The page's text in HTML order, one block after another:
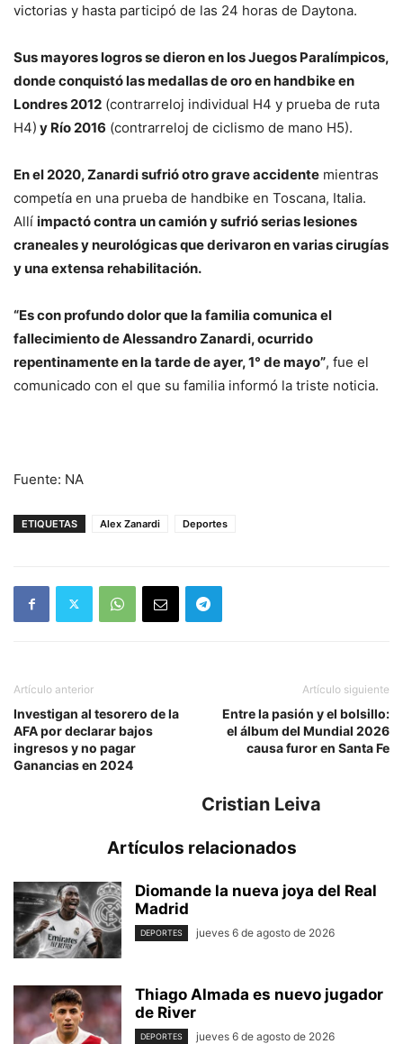
victorias y hasta participó de las 24 horas de Daytona.
Sus mayores logros se dieron en los Juegos Paralímpicos,
donde conquistó las medallas de oro en handbike en
Londres 2012 (contrarreloj individual H4 y prueba de ruta
H4) y Río 2016 (contrarreloj de ciclismo de mano H5).
En el 2020, Zanardi sufrió otro grave accidente mientras
competía en una prueba de handbike en Toscana, Italia.
Allí impactó contra un camión y sufrió serias lesiones
craneales y neurológicas que derivaron en varias cirugías
y una extensa rehabilitación.
“Es con profundo dolor que la familia comunica el
fallecimiento de Alessandro Zanardi, ocurrido
repentinamente en la tarde de ayer, 1° de mayo”, fue el
comunicado con el que su familia informó la triste noticia.
Fuente: NA
ETIQUETAS Alex Zanardi Deportes
Artículo anterior
Investigan al tesorero de la
AFA por declarar bajos
ingresos y no pagar
Ganancias en 2024
Artículo siguiente
Entre la pasión y el bolsillo:
el álbum del Mundial 2026
causa furor en Santa Fe
Cristian Leiva
Artículos relacionados
Diomande la nueva joya del Real
Madrid
DEPORTES jueves 6 de agosto de 2026
Thiago Almada es nuevo jugador
de River
DEPORTES jueves 6 de agosto de 2026